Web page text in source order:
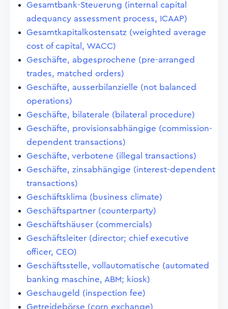
Gesamtbank-Steuerung (internal capital
adequancy assessment process, ICAAP)
Gesamtkapitalkostensatz (weighted average
cost of capital, WACC)
Geschäfte, abgesprochene (pre-arranged
trades, matched orders)
Geschäfte, ausserbilanzielle (not balanced
operations)
Geschäfte, bilaterale (bilateral procedure)
Geschäfte, provisionsabhängige (commission-
dependent transactions)
Geschäfte, verbotene (illegal transactions)
Geschäfte, zinsabhängige (interest-dependent
transactions)
Geschäftsklima (business climate)
Geschäftspartner (counterparty)
Geschäftshäuser (commercials)
Geschäftsleiter (director; chief executive
officer, CEO)
Geschäftsstelle, vollautomatische (automated
banking maschine, ABM; kiosk)
Geschaugeld (inspection fee)
Getreidebörse (corn exchange)